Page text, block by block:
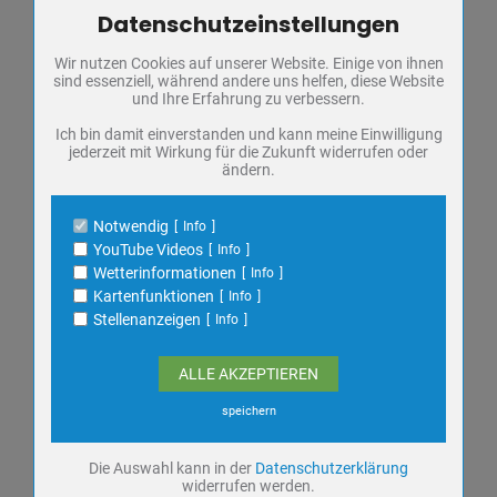
Ansprechpartner
Notdienste, Feuerwehr, Polizei
Familienberatung & Seelsorge
Frauen in Not
Fundbüro
Veranstaltungen
09 AUG.
Zum Betrieb der Seite notwendige Cookies / Drittanbieter:
Name
PHP Session Cookie
Anbieter
Eigentümer dieser Website
Schutz
Cookie Name
PHPSESSID, fe_typo_user
Name
Anbieter
Eigentümer dieser Website
Zweck
Speichert die Einstellungen der Besucher
bezüglich der Speicherung von Cookies.
dywc
1 Jahr
Name
YouTube Videos / Dies ist ein Video Dienst
von Google
Google Ireland Ltd.
Datenschutzeinstellungen
Wir nutzen Cookies auf unserer Website. Einige von ihnen
sind essenziell, während andere uns helfen, diese Website
und Ihre Erfahrung zu verbessern.
Ich bin damit einverstanden und kann meine Einwilligung
jederzeit mit Wirkung für die Zukunft widerrufen oder
ändern.
Notwendig Info
YouTube Videos Info
Wetterinformationen Info
Kartenfunktionen Info
Stellenanzeigen Info
ALLE AKZEPTIEREN
speichern
Die Auswahl kann in der Datenschutzerklärung
widerrufen werden.